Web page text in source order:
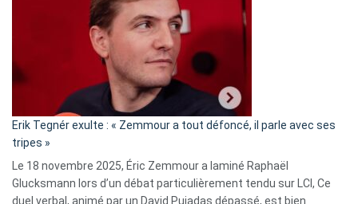
d’alliance
secrète
«
C’est
fake
news
»
Erik Tegnér exulte : « Zemmour a tout défoncé, il parle avec ses
tripes »
Le 18 novembre 2025, Éric Zemmour a laminé Raphaël
Glucksmann lors d’un débat particulièrement tendu sur LCI, Ce
duel verbal, animé par un David Pujadas dépassé, est bien